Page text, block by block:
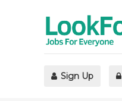
Sign Up